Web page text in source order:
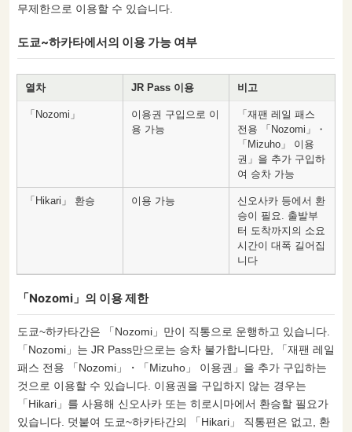
무제한으로 이용할 수 있습니다.
도쿄~하카타에서의 이용 가능 여부
열차 JR Pass 이용 비고
「Nozomi」
이용권 구입으로 이
용 가능
「재팬 레일 패스
전용 「Nozomi」・
「Mizuho」 이용
권」을 추가 구입하
여 승차 가능
「Hikari」 환승 이용 가능
신오사카 등에서 환
승이 필요. 출발부
터 도착까지의 소요
시간이 대폭 길어집
니다
「Nozomi」의 이용 제한
도쿄~하카타간은 「Nozomi」만이 직통으로 운행하고 있습니다.
「Nozomi」는 JR Pass만으로는 승차 불가합니다만, 「재팬 레일
패스 전용 「Nozomi」・「Mizuho」 이용권」을 추가 구입하는
것으로 이용할 수 있습니다. 이용권을 구입하지 않는 경우는
「Hikari」를 사용해 신오사카 또는 히로시마에서 환승할 필요가
있습니다. 덧붙여 도쿄~하카타간의 「Hikari」 직통편은 없고, 환